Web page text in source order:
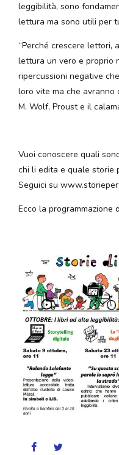
leggibilità, sono
lettura ma sono utili per
“Perché crescere lettori,
lettura un vero e proprio
ripercussioni negative
loro vite ma che avranno
M. Wolf, Proust e il
Vuoi conoscere quali
chi li edita e quale storie
Seguici su
Ecco la programmazione